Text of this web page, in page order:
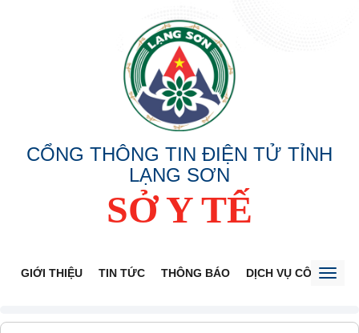
CỔNG THÔNG TIN ĐIỆN TỬ TỈNH
LẠNG SƠN
SỞ Y TẾ
GIỚI THIỆU TIN TỨC THÔNG BÁO DỊCH VỤ CÔNG